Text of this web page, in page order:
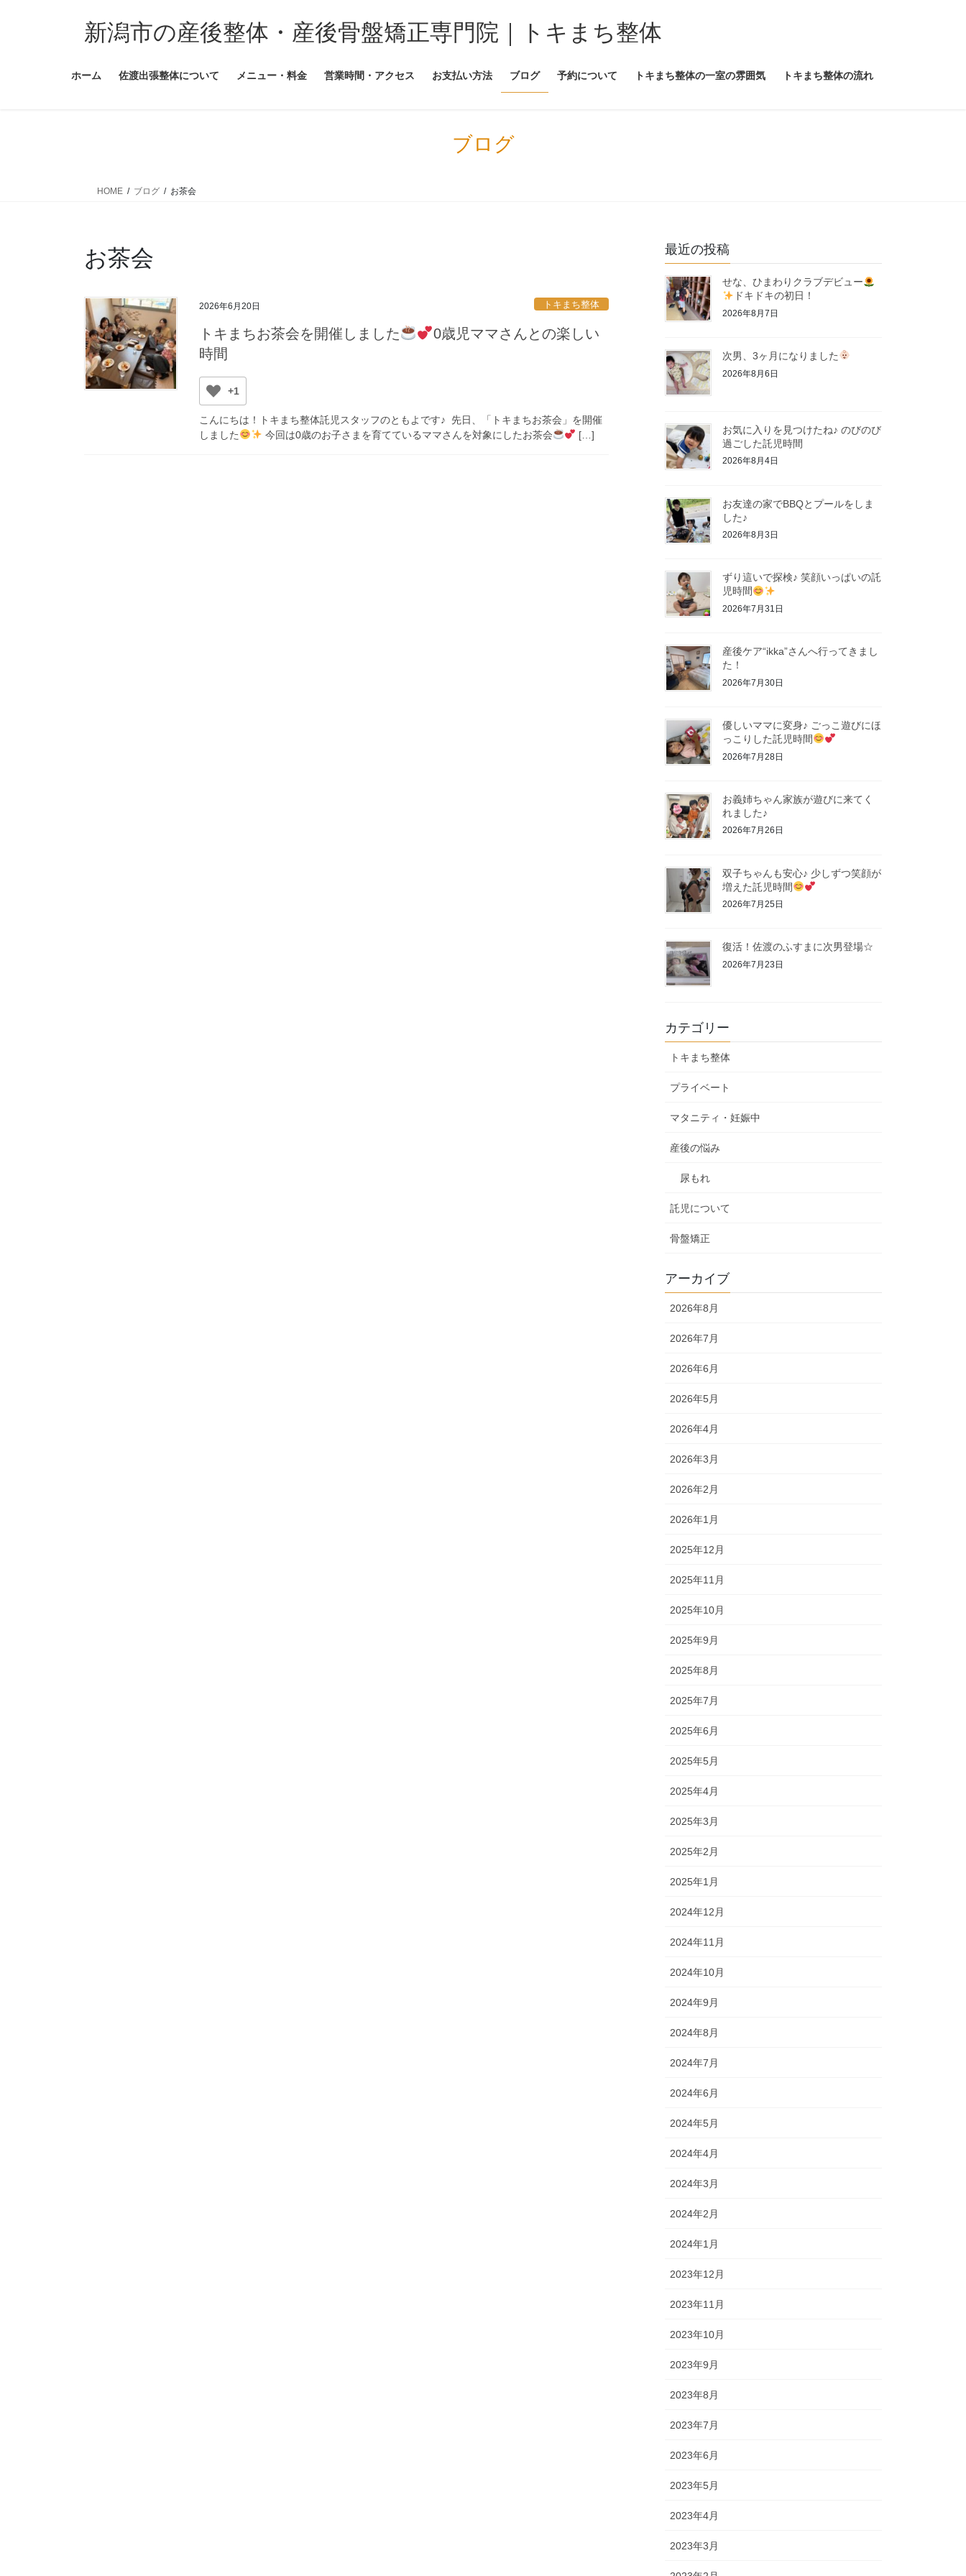
新潟市の産後整体・産後骨盤矯正専門院｜トキまち整体
ホーム 佐渡出張整体について メニュー・料金 営業時間・アクセス お支払い方法 ブログ 予約について トキまち整体の一室の雰囲気 トキまち整体の流れ
ブログ
HOME ブログ お茶会
お茶会
2026年6月20日 トキまち整体
トキまちお茶会を開催しました
0歳児ママさんとの楽しい
時間
+1
こんにちは！トキまち整体託児スタッフのともよです♪ 先日、「トキまちお茶会」を開催
しました
今回は0歳のお子さまを育てているママさんを対象にしたお茶会 […]
最近の投稿
せな、ひまわりクラブデビュー
ドキドキの初日！
2026年8月7日
次男、3ヶ月になりました
2026年8月6日
お気に入りを見つけたね♪ のびのび
過ごした託児時間
2026年8月4日
お友達の家でBBQとプールをしま
した♪
2026年8月3日
ずり這いで探検♪ 笑顔いっぱいの託
児時間
2026年7月31日
産後ケア“ikka”さんへ行ってきまし
た！
2026年7月30日
優しいママに変身♪ ごっこ遊びにほ
っこりした託児時間
2026年7月28日
お義姉ちゃん家族が遊びに来てく
れました♪
2026年7月26日
双子ちゃんも安心♪ 少しずつ笑顔が
増えた託児時間
2026年7月25日
復活！佐渡のふすまに次男登場☆
2026年7月23日
カテゴリー
トキまち整体
プライベート
マタニティ・妊娠中
産後の悩み
尿もれ
託児について
骨盤矯正
アーカイブ
2026年8月
2026年7月
2026年6月
2026年5月
2026年4月
2026年3月
2026年2月
2026年1月
2025年12月
2025年11月
2025年10月
2025年9月
2025年8月
2025年7月
2025年6月
2025年5月
2025年4月
2025年3月
2025年2月
2025年1月
2024年12月
2024年11月
2024年10月
2024年9月
2024年8月
2024年7月
2024年6月
2024年5月
2024年4月
2024年3月
2024年2月
2024年1月
2023年12月
2023年11月
2023年10月
2023年9月
2023年8月
2023年7月
2023年6月
2023年5月
2023年4月
2023年3月